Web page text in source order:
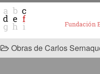
Fundación
Obras de Carlos